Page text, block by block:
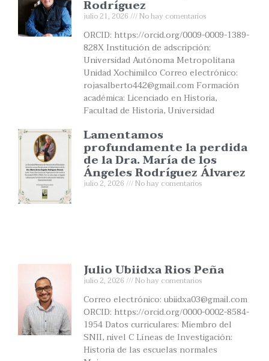
Rodríguez
julio 21, 2026 No hay comentarios
ORCID: https://orcid.org/0009-0009-1389-
828X Institución de adscripción:
Universidad Autónoma Metropolitana
Unidad Xochimilco Correo electrónico:
rojasalberto442@gmail.com Formación
académica: Licenciado en Historia,
Facultad de Historia, Universidad
Lamentamos
profundamente la perdida
de la Dra. María de los
Ángeles Rodríguez Álvarez
julio 2, 2026 No hay comentarios
Julio Ubiidxa Rios Peña
julio 2, 2026 No hay comentarios
Correo electrónico: ubiidxa03@gmail.com
ORCID: https://orcid.org/0000-0002-8584-
1954 Datos curriculares: Miembro del
SNII, nivel C Líneas de Investigación:
Historia de las escuelas normales